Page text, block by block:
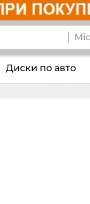
Диски по авто